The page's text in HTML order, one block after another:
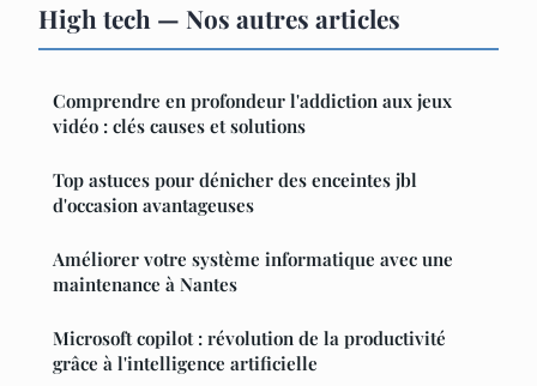
High tech — Nos autres articles
Comprendre en profondeur l'addiction aux jeux
vidéo : clés causes et solutions
Top astuces pour dénicher des enceintes jbl
d'occasion avantageuses
Améliorer votre système informatique avec une
maintenance à Nantes
Microsoft copilot : révolution de la productivité
grâce à l'intelligence artificielle